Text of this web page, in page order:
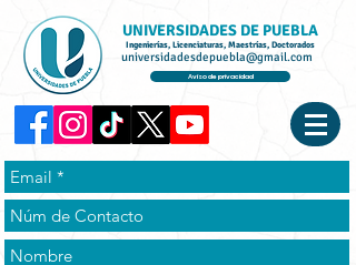
UNIVERSIDADES DE PUEBLA
Ingenierías, Licenciaturas, Maestrías, Doctorados
universidadesdepuebla@gmail.com
Aviso de privacidad